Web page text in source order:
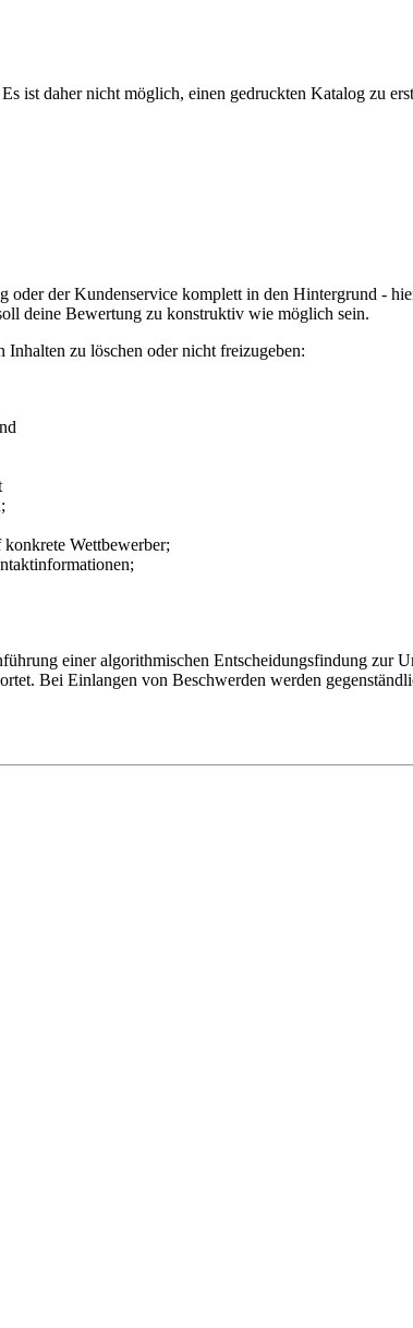
ist daher nicht möglich, einen gedruckten Katalog zu
der Kundenservice komplett in den Hintergrund -
deine Bewertung zu konstruktiv wie möglich sein.
zu löschen oder nicht freizugeben:
Wettbewerber;
einer algorithmischen Entscheidungsfindung zur
Bei Einlangen von Beschwerden werden